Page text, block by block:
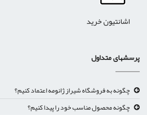
اشانتیون خرید
پرسشهای متداول
چگونه به فروشگاه شیراز ژانومه اعتماد کنیم؟
چگونه محصول مناسب خود را پیدا کنیم؟